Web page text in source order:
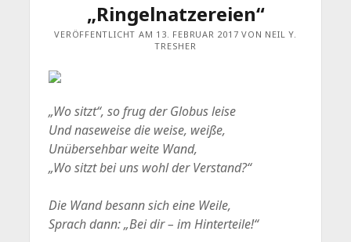
„Ringelnatzereien“
VERÖFFENTLICHT AM 13. FEBRUAR 2017 VON NEIL Y.
TRESHER
„Wo sitzt“, so frug der Globus leise
Und naseweise die weise, weiße,
Unübersehbar weite Wand,
„Wo sitzt bei uns wohl der Verstand?“
Die Wand besann sich eine Weile,
Sprach dann: „Bei dir – im Hinterteile!“